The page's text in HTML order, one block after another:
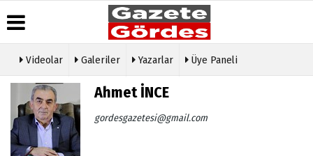
Üye Paneli
Haber
Arşivi
Gazete
Arşivi
Durumu
Gazete
Video
Videolar Galeriler Yazarlar Üye Paneli
Ahmet İNCE
gordesgazetesi@gmail.com